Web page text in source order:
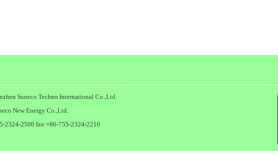
Suneco Techno International Co.,Ltd.
New Energy Co.,Ltd.
2324-2500 fax:+86-755-2324-2210